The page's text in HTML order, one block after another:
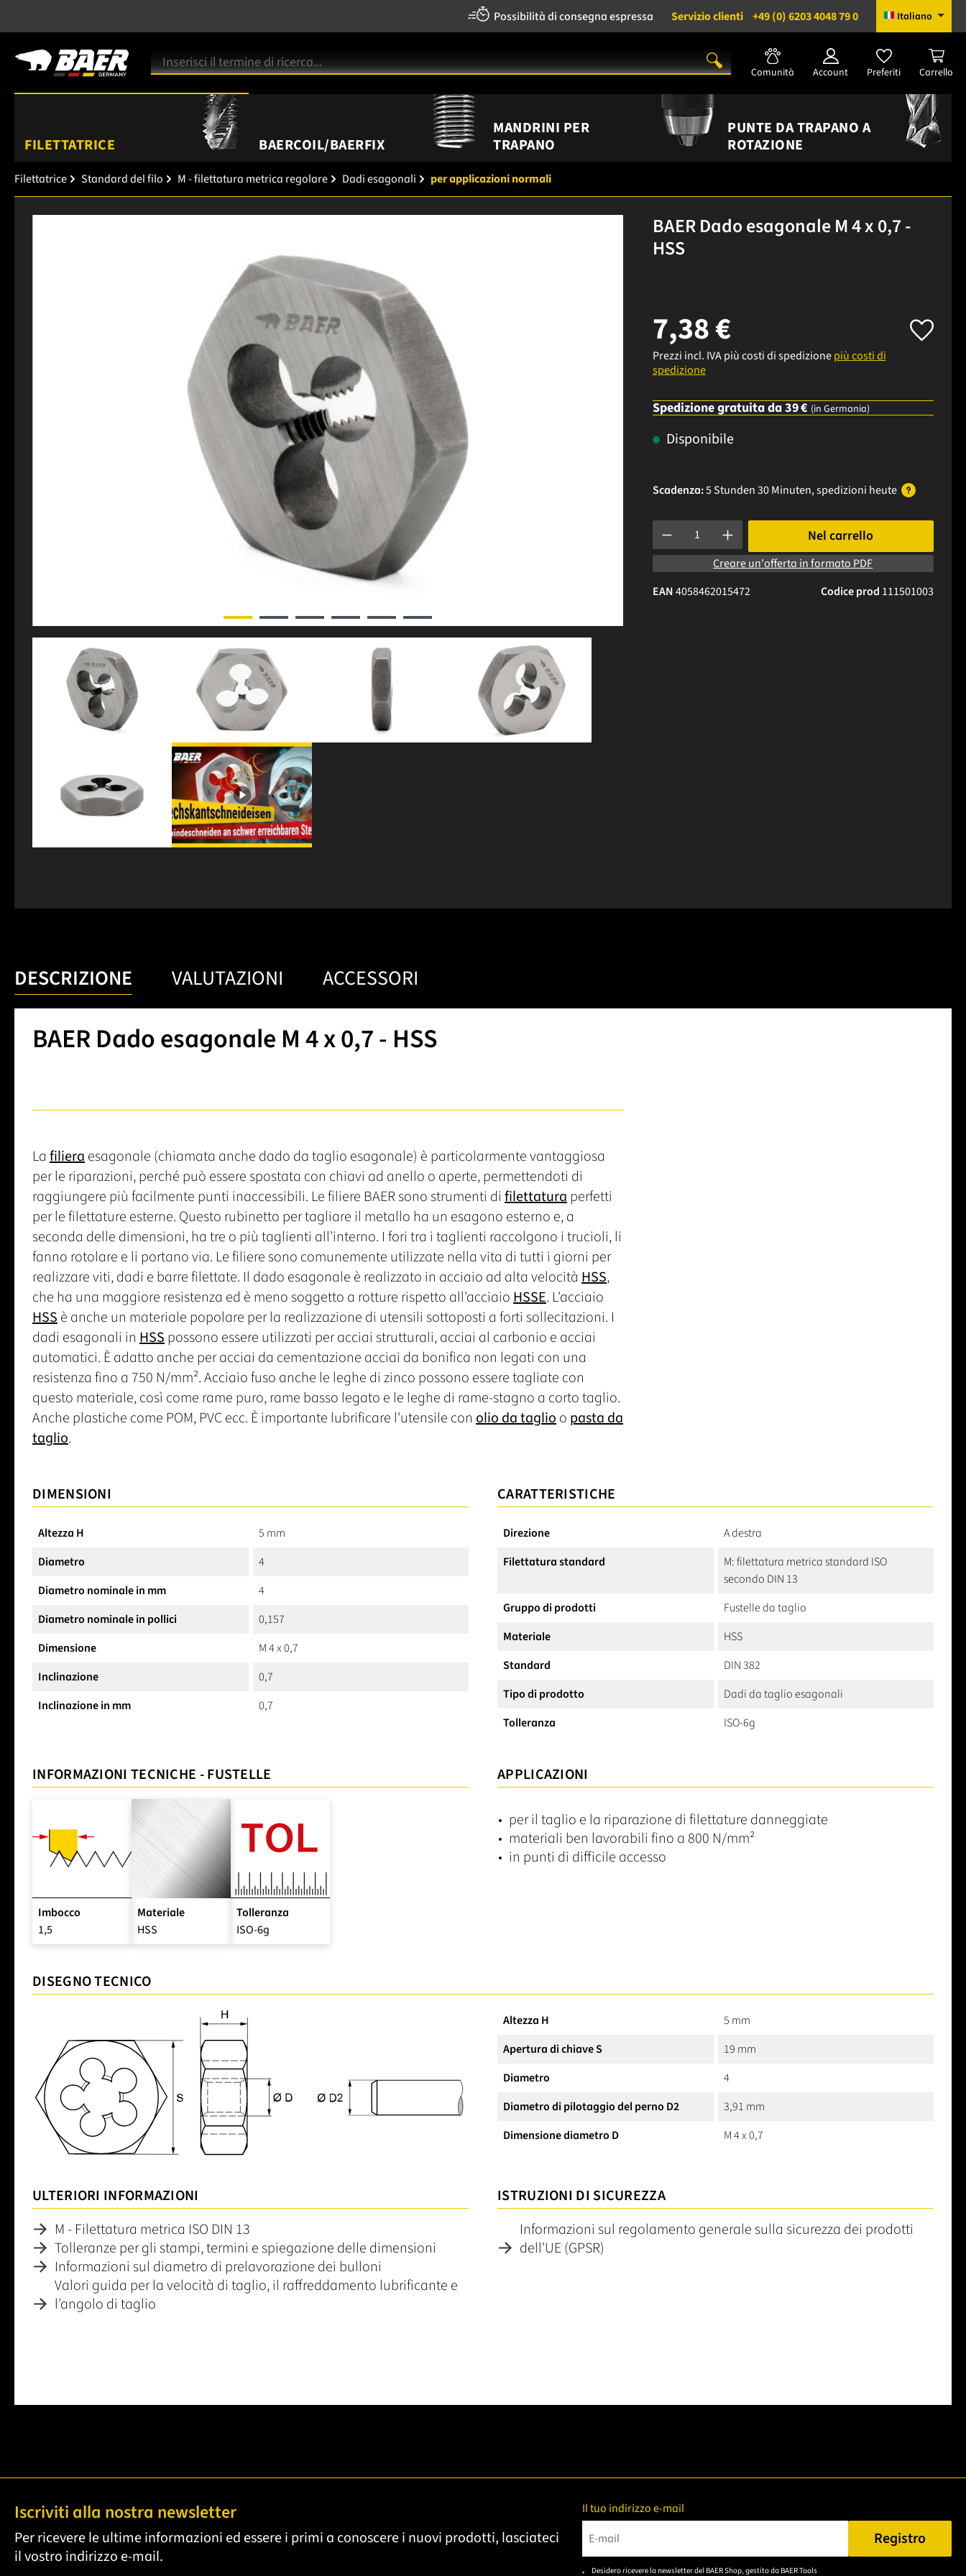
Possibilità di consegna espressa Servizio clienti +49 (0) 6203 4048 79 0 Italiano
Comunità Account Preferiti Carrello
FILETTATRICE BAERCOIL/BAERFIX
MANDRINI PER
TRAPANO
PUNTE DA TRAPANO A
ROTAZIONE
Filettatrice Standard del filo M - filettatura metrica regolare Dadi esagonali per applicazioni normali
BAER Dado esagonale M 4 x 0,7 -
HSS
7,38 €
Prezzi incl. IVA più costi di spedizionepiù costi di
spedizione
Spedizione gratuita da 39 € (in Germania)
Disponibile
Scadenza:5 Stunden 30 Minuten, spedizioni heute
Quantità del prodotto: inserisci la quantità desiderata o usa i
Nel carrello
Creare un'offerta in formato PDF
Codice prod 111501003
EAN4058462015472
DESCRIZIONE VALUTAZIONI ACCESSORI
BAER Dado esagonale M 4 x 0,7 - HSS
La filieraesagonale (chiamata anche dado da taglio esagonale) è particolarmente vantaggiosa
per le riparazioni, perché può essere spostata con chiavi ad anello o aperte, permettendoti di
raggiungere più facilmente punti inaccessibili. Le filiere BAER sono strumenti di filettaturaperfetti
per le filettature esterne. Questo rubinetto per tagliare il metallo ha un esagono esterno e, a
seconda delle dimensioni, ha tre o più taglienti all'interno. I fori tra i taglienti raccolgono i trucioli, li
fanno rotolare e li portano via. Le filiere sono comunemente utilizzate nella vita di tutti i giorni per
realizzare viti, dadi e barre filettate. Il dado esagonale è realizzato in acciaio ad alta velocità HSS,
che ha una maggiore resistenza ed è meno soggetto a rotture rispetto all'acciaioHSSE. L'acciaio
HSSè anche un materiale popolare per la realizzazione di utensili sottoposti a forti sollecitazioni. I
dadi esagonali in HSSpossono essere utilizzati per acciai strutturali, acciai al carbonio e acciai
automatici. È adatto anche per acciai da cementazione acciai da bonifica non legati con una
resistenza fino a 750 N/mm². Acciaio fuso anche le leghe di zinco possono essere tagliate con
questo materiale, così come rame puro, rame basso legato e le leghe di rame-stagno a corto taglio.
Anche plastiche come POM, PVC ecc. È importante lubrificare l'utensile con olio da taglioo pasta da
taglio.
DIMENSIONI
Altezza H
5 mm
Diametro
4
Diametro nominale in mm
4
Diametro nominale in pollici
0,157
Dimensione
M 4 x 0,7
Inclinazione
0,7
Inclinazione in mm
0,7
CARATTERISTICHE
Direzione
A destra
Filettatura standard
M: filettatura metrica standard ISO
secondo DIN 13
Gruppo di prodotti
Fustelle da taglio
Materiale
HSS
Standard
DIN 382
Tipo di prodotto
Dadi da taglio esagonali
Tolleranza
ISO-6g
INFORMAZIONI TECNICHE - FUSTELLE
Imbocco
1,5
Materiale
HSS
Tolleranza
ISO-6g
APPLICAZIONI
per il taglio e la riparazione di filettature danneggiate
materiali ben lavorabili fino a 800 N/mm²
in punti di difficile accesso
DISEGNO TECNICO
Altezza H
5 mm
Apertura di chiave S
19 mm
Diametro
4
Diametro di pilotaggio del perno D2
3,91 mm
Dimensione diametro D
M 4 x 0,7
ULTERIORI INFORMAZIONI
M - Filettatura metrica ISO DIN 13
Tolleranze per gli stampi, termini e spiegazione delle dimensioni
Informazioni sul diametro di prelavorazione dei bulloni
Valori guida per la velocità di taglio, il raffreddamento lubrificante e
l'angolo di taglio
ISTRUZIONI DI SICUREZZA
Informazioni sul regolamento generale sulla sicurezza dei prodotti
dell'UE (GPSR)
Iscriviti alla nostra newsletter
Per ricevere le ultime informazioni ed essere i primi a conoscere i nuovi prodotti, lasciateci
il vostro indirizzo e-mail.
Il tuo indirizzo e-mail
Bitte geben Sie eine gültige E-Mail-Adresse ein.
Registro
Desidero ricevere la newsletter del BAER Shop, gestito da BAER Tools